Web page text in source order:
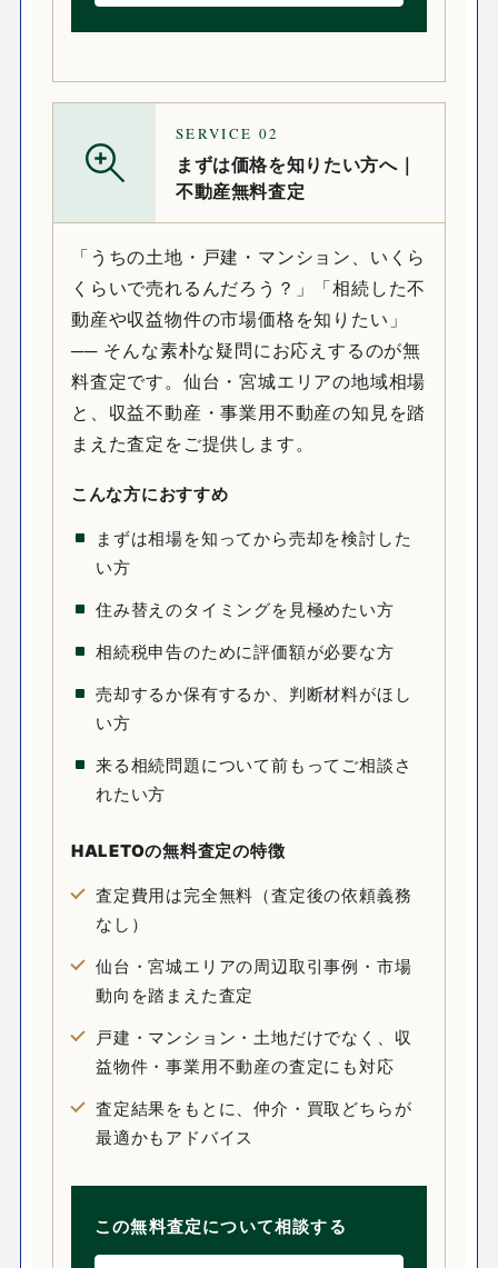
SERVICE 02
まずは価格を知りたい方へ｜
不動産無料査定
「うちの土地・戸建・マンション、いくら
くらいで売れるんだろう？」「相続した不
動産や収益物件の市場価格を知りたい」
── そんな素朴な疑問にお応えするのが無
料査定です。仙台・宮城エリアの地域相場
と、収益不動産・事業用不動産の知見を踏
まえた査定をご提供します。
こんな方におすすめ
まずは相場を知ってから売却を検討した
い方
住み替えのタイミングを見極めたい方
相続税申告のために評価額が必要な方
売却するか保有するか、判断材料がほし
い方
来る相続問題について前もってご相談さ
れたい方
HALETOの無料査定の特徴
査定費用は完全無料（査定後の依頼義務
なし）
仙台・宮城エリアの周辺取引事例・市場
動向を踏まえた査定
戸建・マンション・土地だけでなく、収
益物件・事業用不動産の査定にも対応
査定結果をもとに、仲介・買取どちらが
最適かもアドバイス
この無料査定について相談する